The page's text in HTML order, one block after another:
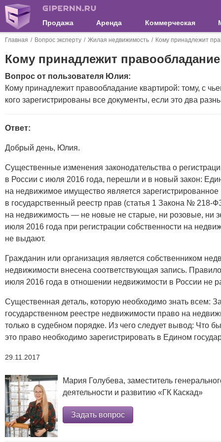
Продажа Аренда Коммерческая
Главная Вопрос эксперту Жилая недвижимость Кому принадлежит
Кому принадлежит
Вопрос от пользователя Юлия:
Кому принадлежит правообладание квартирой: тому, с
кого зарегистрированы все документы, если это два
Ответ:
Добрый день, Юлия.
Существенные изменения законодательства о
в России с июля 2016 года, перешли и в новый закон:
на недвижимое имущество является
в государственный реестр прав (статья 1 Закона № 218-
на недвижимость — не новые не старые, ни розовые, ни
июля 2016 года при регистрации собственности на
не выдают.
Гражданин или организация является собственником
недвижимости внесена соответствующая запись.
июля 2016 года в отношении недвижимости в России не
Существенная деталь, которую необходимо знать всем:
государственном реестре недвижимости право на
только в судебном порядке. Из чего следует вывод: Что
это право необходимо зарегистрировать в Едином
29.11.2017
Мария Голубева, заместитель
деятельности и развитию «ГК Каскад»
Задать вопрос